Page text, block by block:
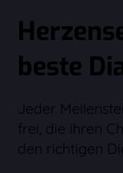
beste
Jeder
frei, die ihren
den richtigen